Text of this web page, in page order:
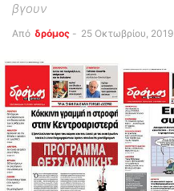
βγουν
Από δρόμος - 25 Οκτωβρίου, 2019